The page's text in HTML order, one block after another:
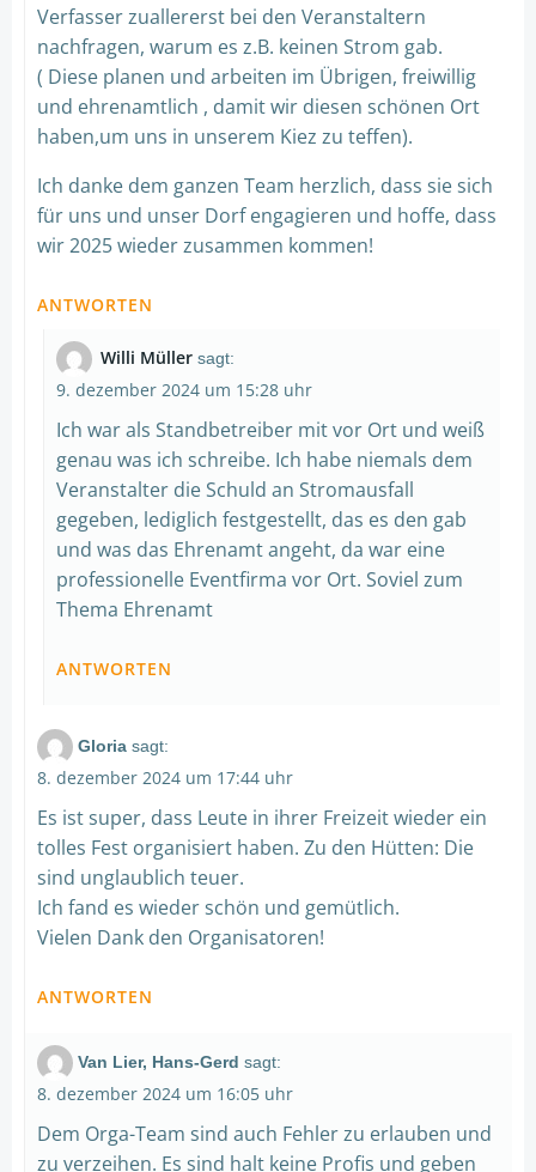
Verfasser zuallererst bei den Veranstaltern
nachfragen, warum es z.B. keinen Strom gab.
( Diese planen und arbeiten im Übrigen, freiwillig
und ehrenamtlich , damit wir diesen schönen Ort
haben,um uns in unserem Kiez zu teffen).
Ich danke dem ganzen Team herzlich, dass sie sich
für uns und unser Dorf engagieren und hoffe, dass
wir 2025 wieder zusammen kommen!
ANTWORTEN
Willi Müller sagt:
9. dezember 2024 um 15:28 uhr
Ich war als Standbetreiber mit vor Ort und weiß
genau was ich schreibe. Ich habe niemals dem
Veranstalter die Schuld an Stromausfall
gegeben, lediglich festgestellt, das es den gab
und was das Ehrenamt angeht, da war eine
professionelle Eventfirma vor Ort. Soviel zum
Thema Ehrenamt
ANTWORTEN
Gloria sagt:
8. dezember 2024 um 17:44 uhr
Es ist super, dass Leute in ihrer Freizeit wieder ein
tolles Fest organisiert haben. Zu den Hütten: Die
sind unglaublich teuer.
Ich fand es wieder schön und gemütlich.
Vielen Dank den Organisatoren!
ANTWORTEN
Van Lier, Hans-Gerd sagt:
8. dezember 2024 um 16:05 uhr
Dem Orga-Team sind auch Fehler zu erlauben und
zu verzeihen. Es sind halt keine Profis und geben